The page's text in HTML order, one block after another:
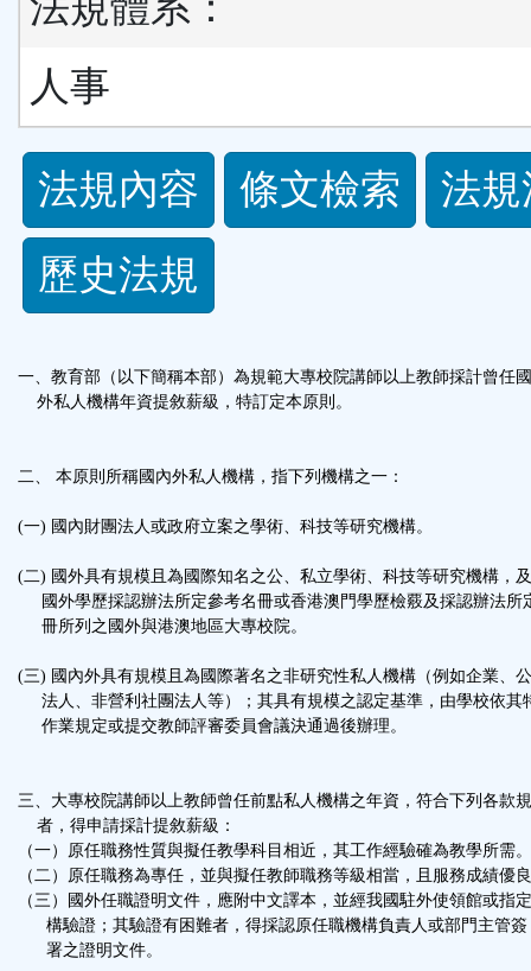
人事
法
規
功
按
鈕
區
法規內容 條文檢索
法
歷史法規
一、教育部（以下簡稱本部）為規範大專校院講師以上教師採計曾任
外私人機構年資提敘薪級，特訂定本原則。
二、 本原則所稱國內外私人機構，指下列機構之一：
(一) 國內財團法人或政府立案之學術、科技等研究機構。
(二) 國外具有規模且為國際知名之公、私立學術、科技等研究機構，
國外學歷採認辦法所定參考名冊或香港澳門學歷檢覈及採認辦法所
冊所列之國外與港澳地區大專校院。
(三) 國內外具有規模且為國際著名之非研究性私人機構（例如企業、
法人、非營利社團法人等）；其具有規模之認定基準，由學校依其
作業規定或提交教師評審委員會議決通過後辦理。
三、大專校院講師以上教師曾任前點私人機構之年資，符合下列各款
者，得申請採計提敘薪級：
（一）原任職務性質與擬任教學科目相近，其工作經驗確為教學所需。
（二）原任職務為專任，並與擬任教師職務等級相當，且服務成績優
（三）國外任職證明文件，應附中文譯本，並經我國駐外使領館或指
構驗證；其驗證有困難者，得採認原任職機構負責人或部門主管簽
署之證明文件。